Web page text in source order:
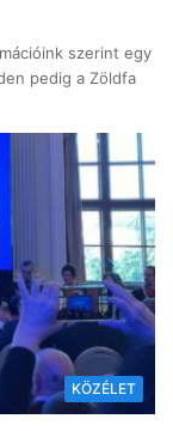
szerint egy
pedig a Zöldfa
KÖZÉLET